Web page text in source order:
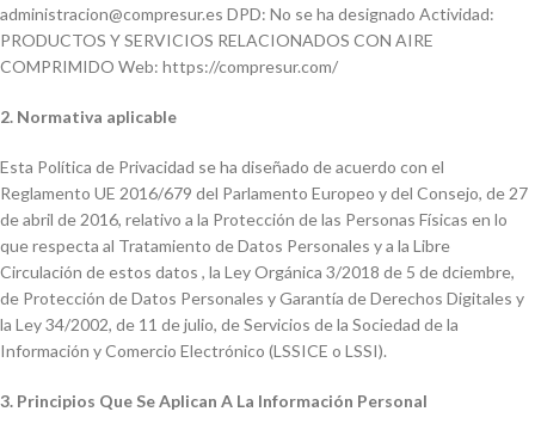
administracion@compresur.es DPD: No se ha designado Actividad:
PRODUCTOS Y SERVICIOS RELACIONADOS CON AIRE
COMPRIMIDO Web: https://compresur.com/
2. Normativa aplicable
Esta Política de Privacidad se ha diseñado de acuerdo con el
Reglamento UE 2016/679 del Parlamento Europeo y del Consejo, de 27
de abril de 2016, relativo a la Protección de las Personas Físicas en lo
que respecta al Tratamiento de Datos Personales y a la Libre
Circulación de estos datos , la Ley Orgánica 3/2018 de 5 de dciembre,
de Protección de Datos Personales y Garantía de Derechos Digitales y
la Ley 34/2002, de 11 de julio, de Servicios de la Sociedad de la
Información y Comercio Electrónico (LSSICE o LSSI).
3. Principios Que Se Aplican A La Información Personal